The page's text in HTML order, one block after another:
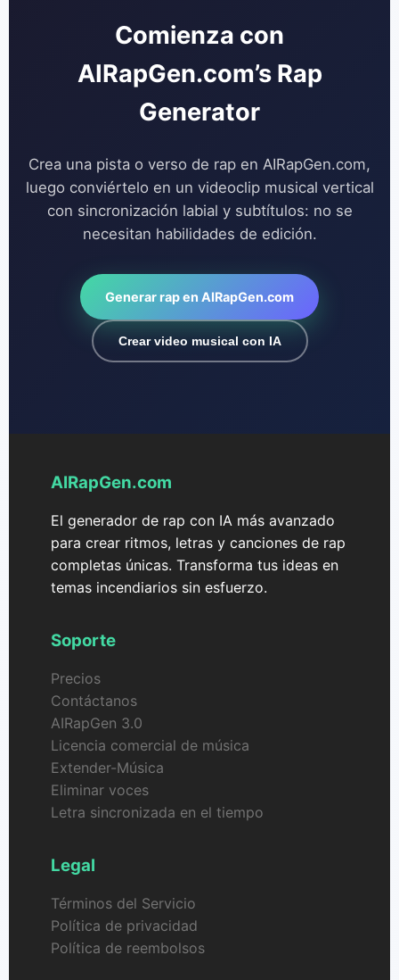
Comienza con
AIRapGen.com’s Rap
Generator
Crea una pista o verso de rap en AIRapGen.com,
luego conviértelo en un videoclip musical vertical
con sincronización labial y subtítulos: no se
necesitan habilidades de edición.
Generar rap en AIRapGen.com
Crear video musical con IA
AIRapGen.com
El generador de rap con IA más avanzado
para crear ritmos, letras y canciones de rap
completas únicas. Transforma tus ideas en
temas incendiarios sin esfuerzo.
Soporte
Precios
Contáctanos
AIRapGen 3.0
Licencia comercial de música
Extender-Música
Eliminar voces
Letra sincronizada en el tiempo
Legal
Términos del Servicio
Política de privacidad
Política de reembolsos